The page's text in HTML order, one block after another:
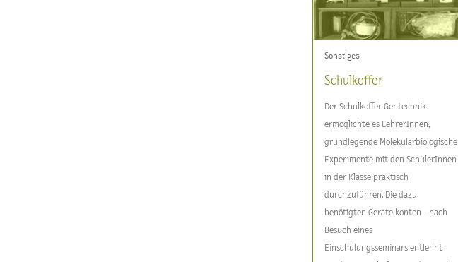
Sonstiges
Schulkoffer
Der Schulkoffer Gentechnik
ermöglichte es LehrerInnen,
grundlegende Molekularbiologische
Experimente mit den SchülerInnen
in der Klasse praktisch
durchzuführen. Die dazu
benötigten Geräte konten - nach
Besuch eines
Einschulungsseminars entlehnt